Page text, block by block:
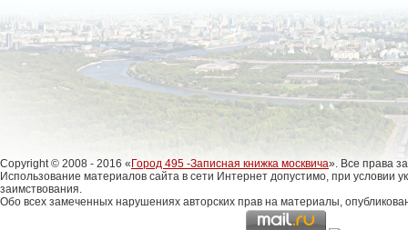
Copyright © 2008 - 2016 « Город 495 -Записная книжка москвича». Все права
Использование материалов сайта в сети Интернет допустимо, при условии
заимствования.
Обо всех замеченных нарушениях авторских прав на материалы,